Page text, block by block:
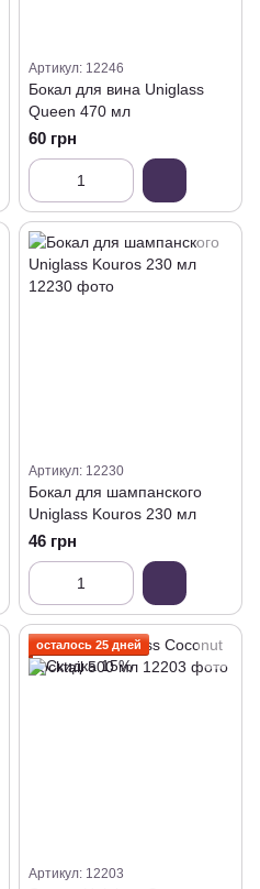
Артикул: 12246
Бокал для вина Uniglass
Queen 470 мл
60 грн
Артикул: 12230
Бокал для шампанского
Uniglass Kouros 230 мл
46 грн
осталось 25 дней
Артикул: 12203